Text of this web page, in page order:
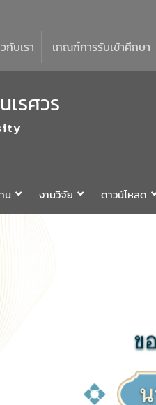
กับเรา เกณฑ์การรับเข้าศึกษา
รศวร
น งานวิจัย ดาวน์โหลด